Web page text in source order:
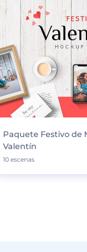
Paquete Festivo de
Valentín
10 escenas